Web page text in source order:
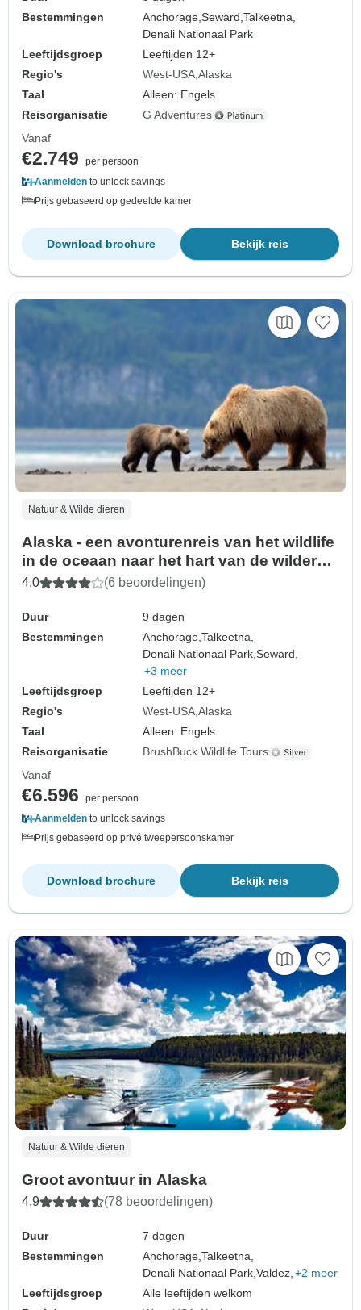
Bestemmingen
Anchorage,Seward,Talkeetna,
Denali Nationaal Park
Leeftijdsgroep
Leeftijden 12+
Regio's
West-USA Alaska
Taal
Alleen: Engels
Reisorganisatie
G Adventures
Vanaf
€2.749
per persoon
Aanmelden to unlock savings
Prijs gebaseerd op gedeelde kamer
Bekijk reis
Download brochure
Natuur & Wilde dieren
Alaska - een avonturenreis van het wildlife
in de oceaan naar het hart van de wildernis
- 9 dagen
4,0 (6 beoordelingen)
Duur
9 dagen
Bestemmingen
Anchorage,Talkeetna,
Denali Nationaal Park,Seward,
+3 meer
Leeftijdsgroep
Leeftijden 12+
Regio's
West-USA Alaska
Taal
Alleen: Engels
Reisorganisatie
BrushBuck Wildlife Tours
Vanaf
€6.596
per persoon
Aanmelden to unlock savings
Prijs gebaseerd op privé tweepersoonskamer
Bekijk reis
Download brochure
Natuur & Wilde dieren
Groot avontuur in Alaska
4,9 (78 beoordelingen)
Duur
7 dagen
Bestemmingen
Anchorage,Talkeetna,
Denali Nationaal Park,Valdez, +2 meer
Leeftijdsgroep
Alle leeftijden welkom